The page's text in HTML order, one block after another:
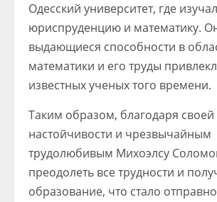
Одесский университет, где изучал
юриспруденцию и математику.
выдающиеся способности в
математики и его труды
известных ученых того времени.
Таким образом, благодаря своей
настойчивости и чрезвычайным
трудолюбивым Михоэлсу
преодолеть все трудности и
образование, что стало